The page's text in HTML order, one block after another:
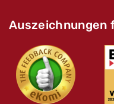
Auszeichnungen